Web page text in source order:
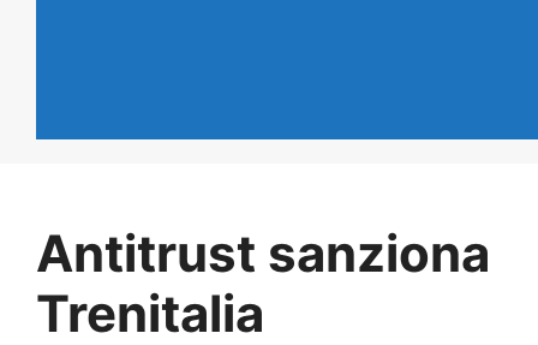
Antitrust sanziona
Trenitalia